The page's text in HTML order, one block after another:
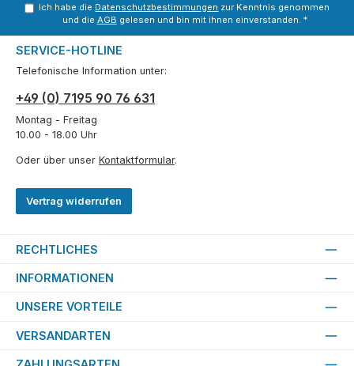
Ich habe die Datenschutzbestimmungen zur Kenntnis genommen
und die AGB gelesen und bin mit ihnen einverstanden. *
SERVICE-HOTLINE
Telefonische Information unter:
+49 (0) 7195 90 76 631
Montag - Freitag
10.00 - 18.00 Uhr
Oder über unser Kontaktformular.
Vertrag widerrufen
RECHTLICHES
INFORMATIONEN
UNSERE VORTEILE
VERSANDARTEN